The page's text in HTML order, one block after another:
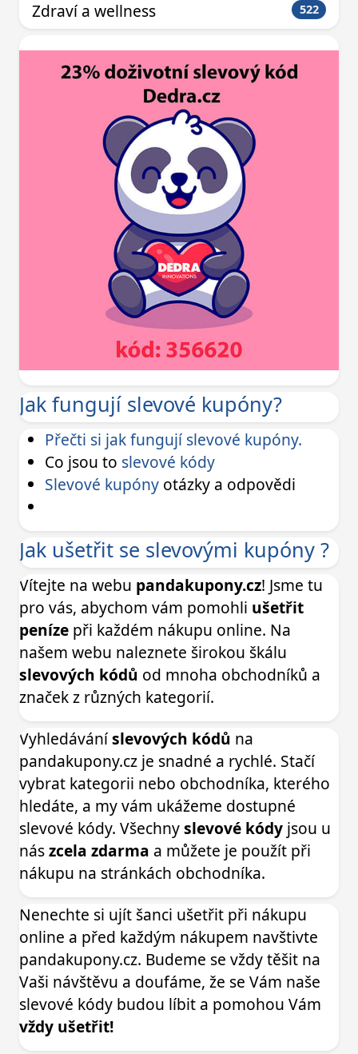
Zdraví a wellness 522
Jak fungují slevové kupóny?
Přečti si jak fungují slevové kupóny.
Co jsou to slevové kódy
Slevové kupóny otázky a odpovědi
Jak ušetřit se slevovými kupóny ?
Vítejte na webu pandakupony.cz! Jsme tu
pro vás, abychom vám pomohli ušetřit
peníze při každém nákupu online. Na
našem webu naleznete širokou škálu
slevových kódů od mnoha obchodníků a
značek z různých kategorií.
Vyhledáváníslevových kódů na
pandakupony.cz je snadné a rychlé. Stačí
vybrat kategorii nebo obchodníka, kterého
hledáte, a my vám ukážeme dostupné
slevové kódy. Všechnyslevové kódy jsou u
nászcela zdarma a můžete je použít při
nákupu na stránkách obchodníka.
Nenechte si ujít šanci ušetřit při nákupu
online a před každým nákupem navštivte
pandakupony.cz. Budeme se vždy těšit na
Vaši návštěvu a doufáme, že se Vám naše
slevové kódy budou líbit a pomohou Vám
vždy ušetřit!